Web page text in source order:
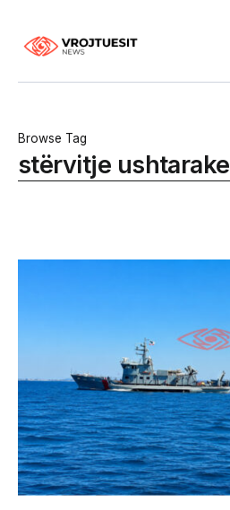
Browse Tag
stërvitje ushtarake